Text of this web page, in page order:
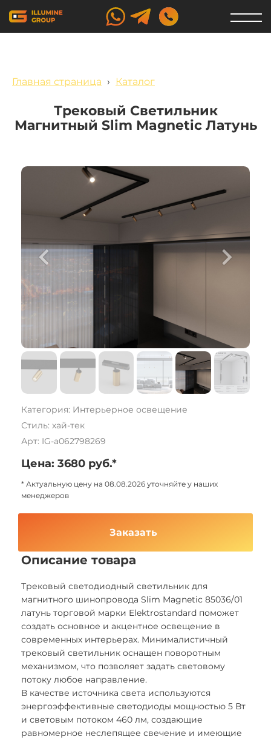
Главная страница › Каталог
Трековый Светильник
Магнитный Slim Magnetic Латунь
Категория: Интерьерное освещение
Стиль: хай-тек
Арт: IG-a062798269
Цена: 3680 руб.*
* Актуальную цену на 08.08.2026 уточняйте у наших
менеджеров
Заказать
Описание товара
Трековый светодиодный светильник для
магнитного шинопровода Slim Magnetic 85036/01
латунь торговой марки Elektrostandard поможет
создать основное и акцентное освещение в
современных интерьерах. Минималистичный
трековый светильник оснащен поворотным
механизмом, что позволяет задать световому
потоку любое направление.
В качестве источника света используются
энергоэффективные светодиоды мощностью 5 Вт
и световым потоком 460 лм, создающие
равномерное неслепящее свечение и имеющие